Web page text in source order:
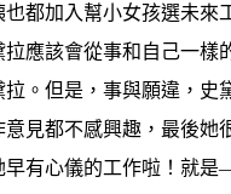
都加入幫小女孩選未來
拉應該會從事和自己一樣
。但是，事與願違，史
意見都不感興趣，最後她
早有心儀的工作啦！就